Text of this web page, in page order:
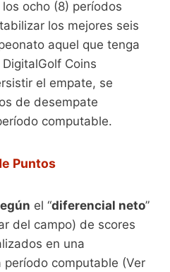
ocho (8) períodos
los mejores seis
aquel que tenga
Coins
el empate, se
de desempate
computable.
Puntos
el “diferencial neto”
del campo) de scores
en una
computable (Ver